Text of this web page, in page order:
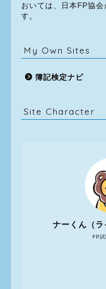
おいては、日本FP協
す。
My Own Sites
簿記検定ナビ
Site Character
FP試
ナーくん（ラ